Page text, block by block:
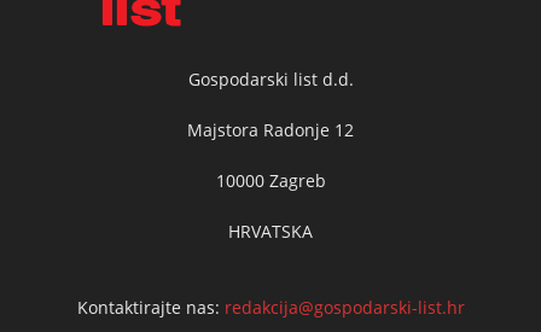
Gospodarski list d.d.
Majstora Radonje 12
10000 Zagreb
HRVATSKA
Kontaktirajte nas: redakcija@gospodarski-list.hr